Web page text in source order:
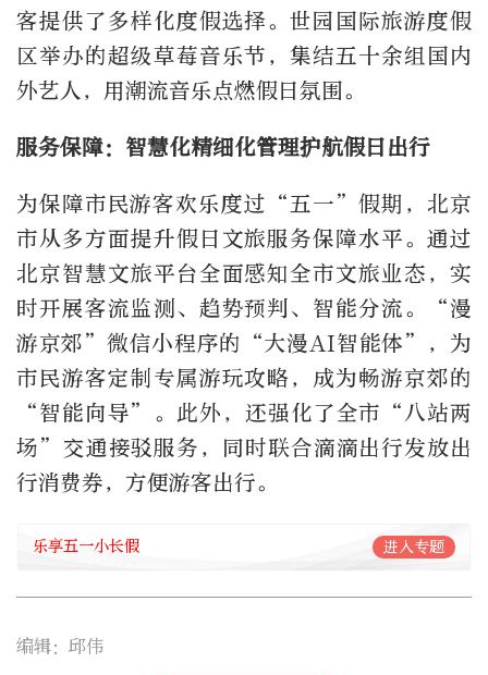
客提供了多样化度假选择。世园国际旅游度假
区举办的超级草莓音乐节，集结五十余组国内
外艺人，用潮流音乐点燃假日氛围。
服务保障：智慧化精细化管理护航假日出行
为保障市民游客欢乐度过“五一”假期，北京
市从多方面提升假日文旅服务保障水平。通过
北京智慧文旅平台全面感知全市文旅业态，实
时开展客流监测、趋势预判、智能分流。“漫
游京郊”微信小程序的“大漫AI智能体”，为
市民游客定制专属游玩攻略，成为畅游京郊的
“智能向导”。此外，还强化了全市“八站两
场”交通接驳服务，同时联合滴滴出行发放出
行消费券，方便游客出行。
乐享五一小长假 进入专题
编辑：邱伟